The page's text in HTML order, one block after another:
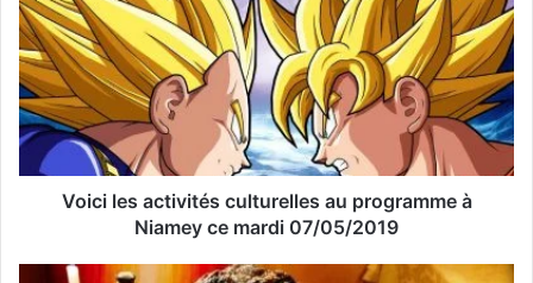
r
e
a
d
r
e
Voici les activités culturelles au programme à
Niamey ce mardi 07/05/2019